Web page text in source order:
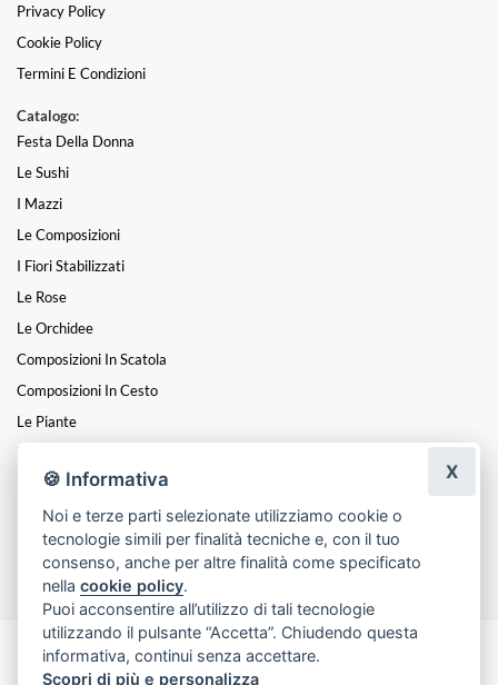
Privacy Policy
Cookie Policy
Termini E Condizioni
Catalogo:
Festa Della Donna
Le Sushi
I Mazzi
Le Composizioni
I Fiori Stabilizzati
Le Rose
Le Orchidee
Composizioni In Scatola
Composizioni In Cesto
Le Piante
Fiori A Steli
I Centrotavola
I Cuori
Funebre
Made with byInfoser.it- Realizzazione Siti ecommerce per Fioristi
🍪 Informativa
Noi e terze parti selezionate utilizziamo cookie o
tecnologie simili per finalità tecniche e, con il tuo
consenso, anche per altre finalità come specificato
nellacookie policy.
Puoi acconsentire all’utilizzo di tali tecnologie
utilizzando il pulsante “Accetta”. Chiudendo questa
informativa, continui senza accettare.
Scopri di più e personalizza
X